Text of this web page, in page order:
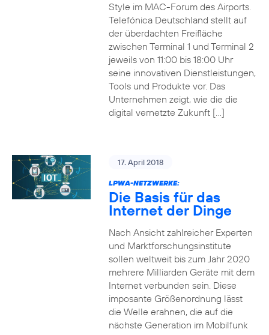
Style im MAC-Forum des Airports.
Telefónica Deutschland stellt auf
der überdachten Freifläche
zwischen Terminal 1 und Terminal 2
jeweils von 11:00 bis 18:00 Uhr
seine innovativen Dienstleistungen,
Tools und Produkte vor. Das
Unternehmen zeigt, wie die die
digital vernetzte Zukunft […]
17. April 2018
LPWA-NETZWERKE:
Die Basis für das
Internet der Dinge
Nach Ansicht zahlreicher Experten
und Marktforschungsinstitute
sollen weltweit bis zum Jahr 2020
mehrere Milliarden Geräte mit dem
Internet verbunden sein. Diese
imposante Größenordnung lässt
die Welle erahnen, die auf die
nächste Generation im Mobilfunk